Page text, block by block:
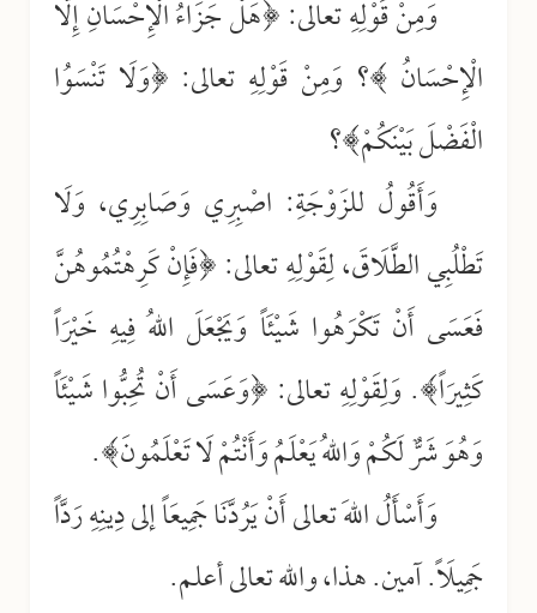
وَمِنْ قَوْلِهِ تعالى: ﴿هَلْ جَزَاءُ الْإِحْسَانِ إِلَّا
الْإِحْسَانُ ﴾؟ وَمِنْ قَوْلِهِ تعالى: ﴿وَلَا تَنْسَوُا
الْفَضْلَ بَيْنَكُمْ﴾؟
وَأَقُولُ للزَوْجَةِ: اصْبِرِي وَصَابِرِي، وَلَا
تَطْلُبِي الطَّلَاقَ، لِقَوْلِهِ تعالى: ﴿فَإِنْ كَرِهْتُمُوهُنَّ
فَعَسَى أَنْ تَكْرَهُوا شَيْئَاً وَيَجْعَلَ اللهُ فِيهِ خَيْرَاً
كَثِيرَاً﴾. وَلِقَوْلِهِ تعالى: ﴿وَعَسَى أَنْ تُحِبُّوا شَيْئَاً
وَهُوَ شَرٌّ لَكُمْ وَاللهُ يَعْلَمُ وَأَنْتُمْ لَا تَعْلَمُونَ﴾.
وَأَسْأَلُ اللهَ تعالى أَنْ يَرُدَّنَا جَمِيعَاً إلى دِينِهِ رَدَّاً
جَمِيلَاً. آمين. هذا، والله تعالى أعلم.